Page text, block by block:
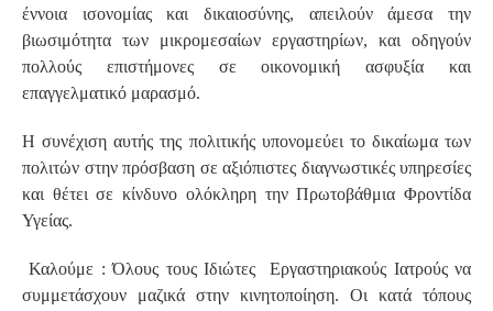
έννοια ισονομίας και δικαιοσύνης, απειλούν άμεσα την
βιωσιμότητα των μικρομεσαίων εργαστηρίων, και οδηγούν
πολλούς επιστήμονες σε οικονομική ασφυξία και
επαγγελματικό μαρασμό.
Η συνέχιση αυτής της πολιτικής υπονομεύει το δικαίωμα των
πολιτών στην πρόσβαση σε αξιόπιστες διαγνωστικές υπηρεσίες
και θέτει σε κίνδυνο ολόκληρη την Πρωτοβάθμια Φροντίδα
Υγείας.
Καλούμε : Όλους τους Ιδιώτες Εργαστηριακούς Ιατρούς να
συμμετάσχουν μαζικά στην κινητοποίηση. Οι κατά τόπους